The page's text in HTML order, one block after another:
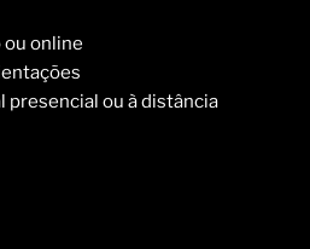
online
ou à distância